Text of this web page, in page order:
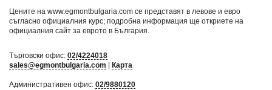
Цените на www.egmontbulgaria.com се представят в левове и евро
съгласно официалния курс; подробна информация ще откриете на
официалния сайт за еврото в България
Търговски офис: 02/4224018
sales@egmontbulgaria.com | Карта
Административен офис: 02/9880120